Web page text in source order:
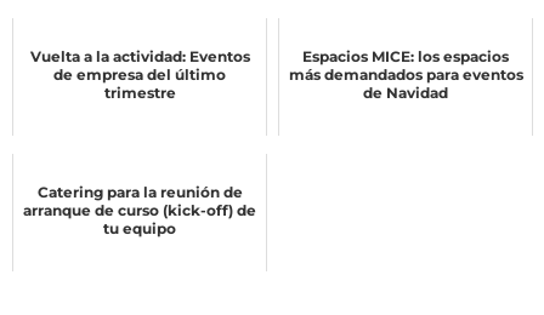
Vuelta a la actividad: Eventos
de empresa del último
trimestre
Espacios MICE: los espacios
más demandados para eventos
de Navidad
Catering para la reunión de
arranque de curso (kick-off) de
tu equipo